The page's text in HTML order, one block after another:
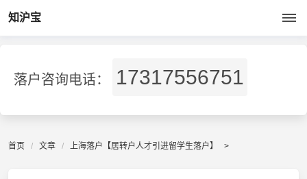
知沪宝
落户咨询电话： 17317556751
首页 文章 上海落户【居转户人才引进留学生落户】 >